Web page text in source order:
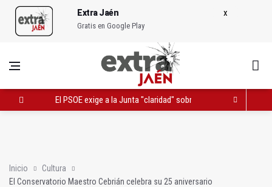
Extra Jaén
Gratis en Google Play
El PSOE exige a la Junta "claridad" sobre la Ciudad de la
Inicio
Cultura
El Conservatorio Maestro Cebrián celebra su 25 aniversario